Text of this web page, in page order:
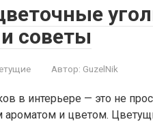
советы
Автор: GuzelNik
в интерьере — это не
и цветом.